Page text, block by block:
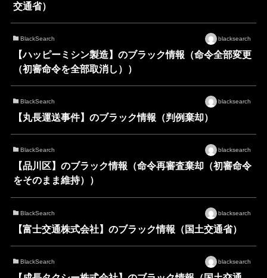
交通省）
BlackSearch blacksearch
【ハッピーミシン製造】のブラック情報（命令全部変更
（初審命令を全部取消し））
BlackSearch blacksearch
【丸長運送事件】のブラック情報（判例棄却）
BlackSearch blacksearch
【品川区】のブラック情報（命令再審査棄却（初審命令
をそのまま維持））
BlackSearch blacksearch
【富士交通株式会社】のブラック情報（国土交通省）
BlackSearch blacksearch